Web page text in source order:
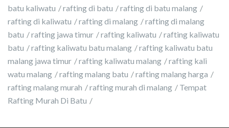
batu kaliwatu
rafting di batu
rafting di batu malang
rafting di kaliwatu
rafting di malang
rafting di malang
batu
rafting jawa timur rafting kaliwatu
rafting kaliwatu
batu
rafting kaliwatu batu malang
rafting kaliwatu batu
malang jawa timur
rafting kaliwatu malang
rafting kali
watu malang
rafting malang batu
rafting malang harga
rafting malang murah
rafting murah di malang
Tempat
Rafting Murah Di Batu